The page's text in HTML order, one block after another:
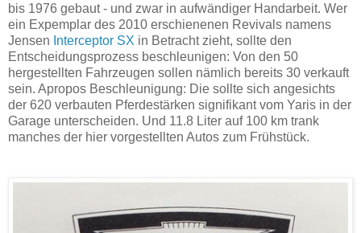
bis 1976 gebaut - und zwar in aufwändiger Handarbeit. Wer
ein Expemplar des 2010 erschienenen Revivals namens
Jensen Interceptor SX in Betracht zieht, sollte den
Entscheidungsprozess beschleunigen: Von den 50
hergestellten Fahrzeugen sollen nämlich bereits 30 verkauft
sein. Apropos Beschleunigung: Die sollte sich angesichts
der 620 verbauten Pferdestärken signifikant vom Yaris in der
Garage unterscheiden. Und 11.8 Liter auf 100 km trank
manches der hier vorgestellten Autos zum Frühstück.